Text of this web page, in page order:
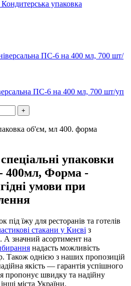
Кондитерська упаковка
ПС-6 на 400 мл, 700 шт/уп
+
упаковки
400мл, Форма -
умови при
під їжу для ресторанів та готелів
стакани у Києві з
значний асортимент на
надасть можливість
Також однією з наших пропозицій
якість — гарантія успішного
пропонує швидку та надійну
міста України.